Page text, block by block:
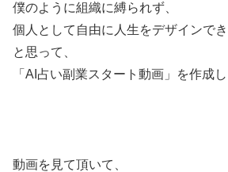
僕のように組織に縛られず、
個人として自由に人生をデザインで
と思って、
「AI占い副業スタート動画」を作成し
動画を見て頂いて、